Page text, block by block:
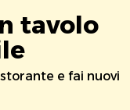
tavolo
e fai nuovi